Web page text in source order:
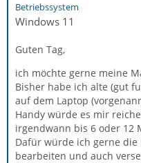
Betriebssystem
Windows 11
Guten Tag,
ich möchte gerne meine
Bisher habe ich alte (gut
auf dem Laptop
Handy würde es mir
irgendwann bis 6 oder 12
Dafür würde ich gerne
bearbeiten und auch